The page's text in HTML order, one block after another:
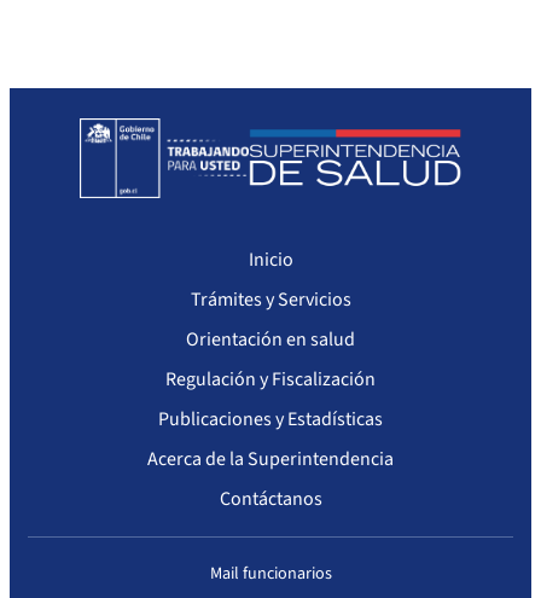
Monitoreo cumplimiento PAC
Arriendo de Bienes Inmuebles no sujetos a Ley de Compras
Inicio
Trámites y Servicios
Orientación en salud
Regulación y Fiscalización
Publicaciones y Estadísticas
Acerca de la Superintendencia
Contáctanos
Mail funcionarios